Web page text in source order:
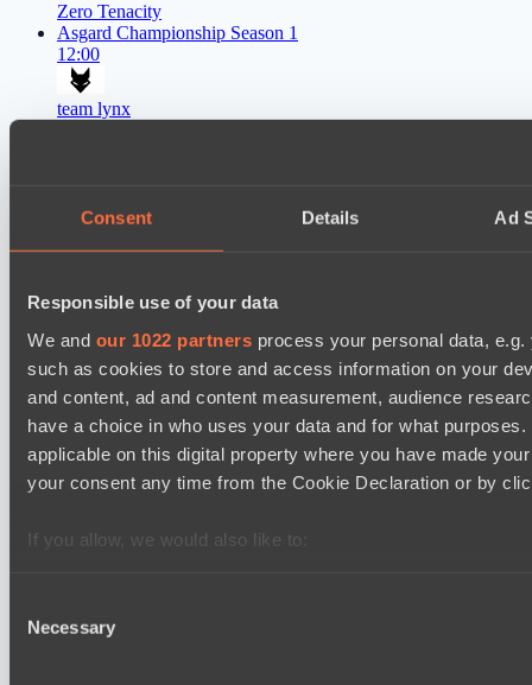
Consent Details Ad
Responsible use of your data
We and our 1022 partners process your personal data,
such as cookies to store and access information on your
and content, ad and content measurement, audience
have a choice in who uses your data and for what
applicable on this digital property where you have made
your consent any time from the Cookie Declaration or by
If you allow, we would also like to:
Identify your device by actively scanning it for
Selection
Necessary
Zero Tenacity
Asgard Championship Season 1
12:00
team lynx
EPL Masters I
15:00
BO3
Level Up
EPL Masters I
18:00
Rune Eaters
BO3
Natus Vincere
Последние результаты